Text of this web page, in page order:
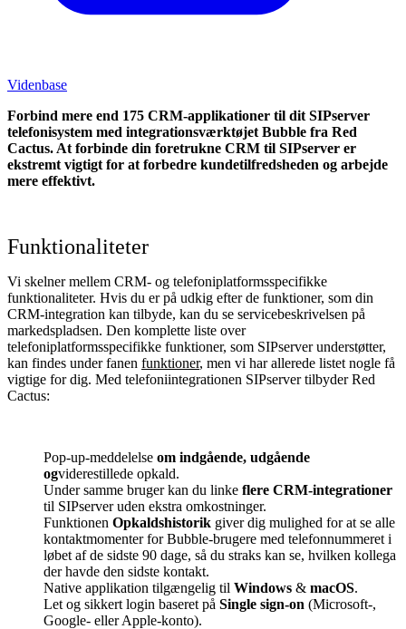
Videnbase
Forbind mere end 175 CRM-applikationer til dit SIPserver
telefonisystem med integrationsværktøjet Bubble fra Red
Cactus. At forbinde din foretrukne CRM til SIPserver er
ekstremt vigtigt for at forbedre kundetilfredsheden og arbejde
mere effektivt.
Funktionaliteter
Vi skelner mellem CRM- og telefoniplatformsspecifikke
funktionaliteter. Hvis du er på udkig efter de funktioner, som din
CRM-integration kan tilbyde, kan du se servicebeskrivelsen på
markedspladsen. Den komplette liste over
telefoniplatformsspecifikke funktioner, som SIPserver understøtter,
kan findes under fanen funktioner, men vi har allerede listet nogle få
vigtige for dig. Med telefoniintegrationen SIPserver tilbyder Red
Cactus:
Pop-up-meddelelse om indgående, udgående
ogviderestillede opkald.
Under samme bruger kan du linke flere CRM-integrationer
til SIPserver uden ekstra omkostninger.
Funktionen Opkaldshistorik giver dig mulighed for at se alle
kontaktmomenter for Bubble-brugere med telefonnummeret i
løbet af de sidste 90 dage, så du straks kan se, hvilken kollega
der havde den sidste kontakt.
Native applikation tilgængelig til Windows & macOS.
Let og sikkert login baseret på Single sign-on (Microsoft-,
Google- eller Apple-konto).